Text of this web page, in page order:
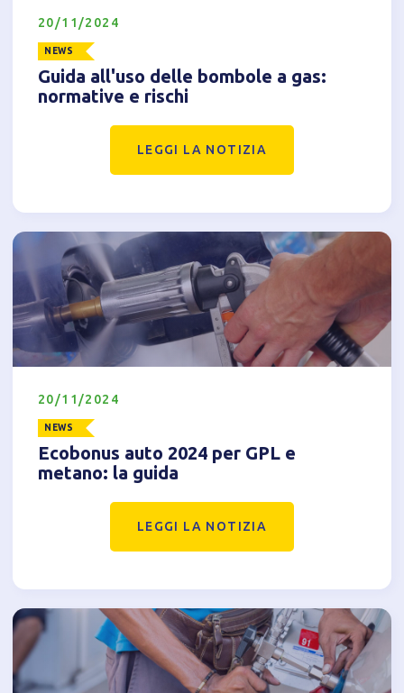
20/11/2024
NEWS
Guida all'uso delle bombole a gas:
normative e rischi
LEGGI LA NOTIZIA
20/11/2024
NEWS
Ecobonus auto 2024 per GPL e
metano: la guida
LEGGI LA NOTIZIA